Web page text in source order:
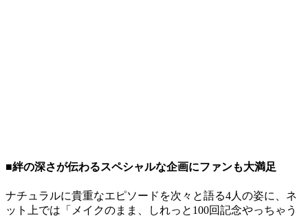
■絆の深さが伝わるスペシャルな企画にファンも大満足
ナチュラルに貴重なエピソードを次々と語る4人の姿に、ネ
ット上では「メイクのまま、しれっと100回記念やっちゃう